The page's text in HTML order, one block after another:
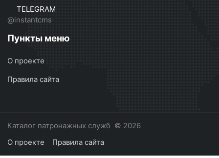
TELEGRAM
@instantcms
Пункты меню
О проекте
Правила сайта
Каталог патронажных служб © 2026
О проекте
Правила сайта